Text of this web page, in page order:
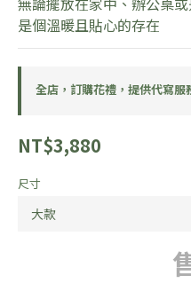
是個溫暖且貼心的存在
全店，訂購花禮，提供代寫服
NT$3,880
尺寸